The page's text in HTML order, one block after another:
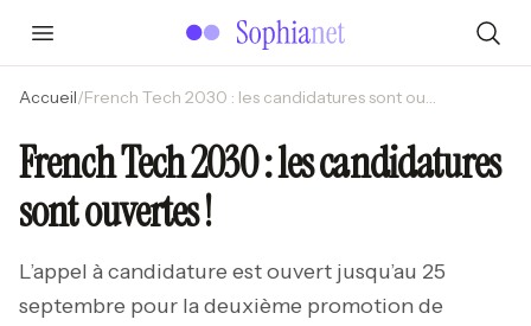
Accueil/ French Tech 2030 : les candidatures sont ouvertes !
French Tech 2030 : les candidatures
sont ouvertes !
L’appel à candidature est ouvert jusqu’au 25
septembre pour la deuxième promotion de